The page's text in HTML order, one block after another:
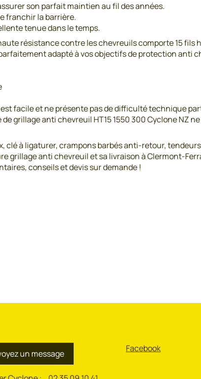
son parfait maintien au fil des années.
franchir la barrière.
tenue dans le temps.
résistance contre les chevreuils comporte 15 fils
adapté à vos objectifs de protection anti
facile et ne présente pas de difficulté technique
grillage anti chevreuil HT15 1550 300 Cyclone NZ
à ligaturer, crampons barbés anti-retour,
grillage anti chevreuil et sa livraison à Clermont-
conseils et devis sur demande !
un message Facebook